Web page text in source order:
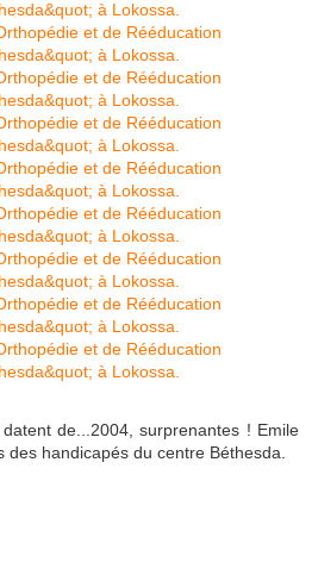
de...2004, surprenantes ! Emile
handicapés du centre Béthesda.